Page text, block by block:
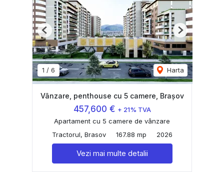
1 / 6 Harta
Previous Next
Vânzare, penthouse cu 5 camere, Brașov
457,600 € + 21% TVA
Apartament cu 5 camere de vânzare
Tractorul, Brasov
167.88 mp 2026
Vezi mai multe detalii